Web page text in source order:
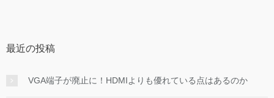
最近の投稿
VGA端子が廃止に！HDMIよりも優れている点はあるのか